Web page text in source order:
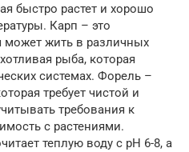
быстро растет и хорошо
Карп – это
может жить в различных
рыба, которая
системах. Форель –
требует чистой и
требования к
с растениями.
теплую воду с pH 6-8, а